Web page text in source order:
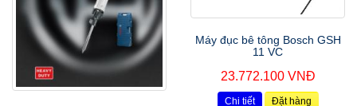
Máy đục bê tông Bosch GSH
11 VC
23.772.100 VNĐ
Chi tiết Đặt hàng